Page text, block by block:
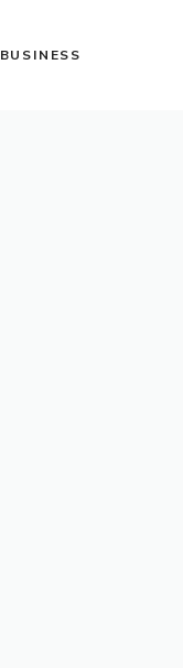
BUSINESS